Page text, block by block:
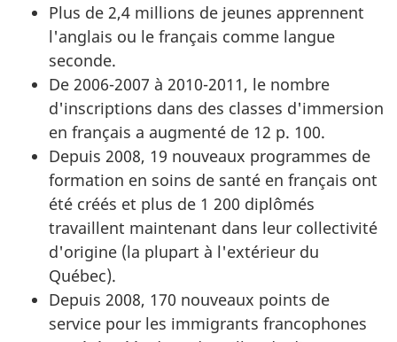
Plus de 2,4 millions de jeunes apprennent
l'anglais ou le français comme langue
seconde.
De 2006-2007 à 2010-2011, le nombre
d'inscriptions dans des classes d'immersion
en français a augmenté de 12 p. 100.
Depuis 2008, 19 nouveaux programmes de
formation en soins de santé en français ont
été créés et plus de 1 200 diplômés
travaillent maintenant dans leur collectivité
d'origine (la plupart à l'extérieur du
Québec).
Depuis 2008, 170 nouveaux points de
service pour les immigrants francophones